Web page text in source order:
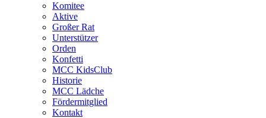
Komitee
Aktive
Großer Rat
Unterstützer
Orden
Konfetti
MCC KidsClub
Historie
MCC Lädche
Fördermitglied
Kontakt